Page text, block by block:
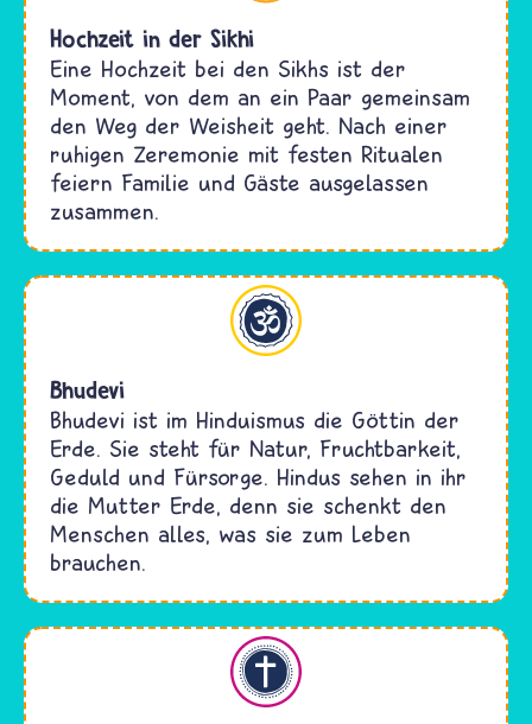
Hochzeit in der Sikhi
Eine Hochzeit bei den Sikhs ist der
Moment, von dem an ein Paar gemeinsam
den Weg der Weisheit geht. Nach einer
ruhigen Zeremonie mit festen Ritualen
feiern Familie und Gäste ausgelassen
zusammen.
Bhudevi
Bhudevi ist im Hinduismus die Göttin der
Erde. Sie steht für Natur, Fruchtbarkeit,
Geduld und Fürsorge. Hindus sehen in ihr
die Mutter Erde, denn sie schenkt den
Menschen alles, was sie zum Leben
brauchen.